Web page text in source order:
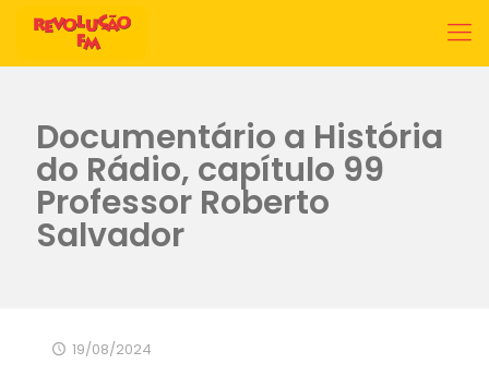
Documentário a História
do Rádio, capítulo 99
Professor Roberto
Salvador
19/08/2024